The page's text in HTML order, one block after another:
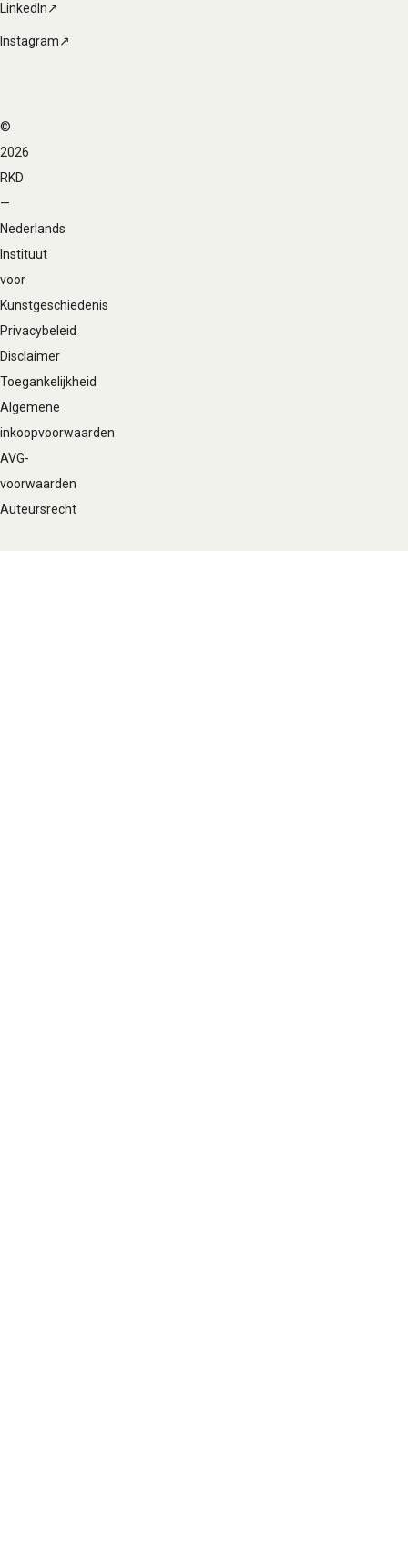
LinkedIn↗
Instagram↗
Voet
navigatie
©
2026
RKD
—
Nederlands
Instituut
voor
Kunstgeschiedenis
Privacybeleid
Disclaimer
Toegankelijkheid
Algemene
inkoopvoorwaarden
AVG-
voorwaarden
Auteursrecht